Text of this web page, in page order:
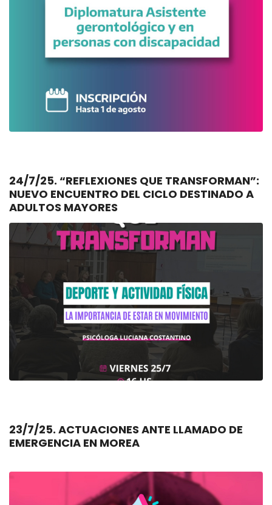
24/7/25. “REFLEXIONES QUE TRANSFORMAN”:
NUEVO ENCUENTRO DEL CICLO DESTINADO A
ADULTOS MAYORES
23/7/25. ACTUACIONES ANTE LLAMADO DE
EMERGENCIA EN MOREA